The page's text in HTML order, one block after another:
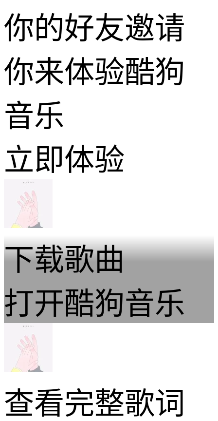
你的好友邀请
你来体验酷狗
音乐
立即体验
下载歌曲
打开酷狗音乐
查看完整歌词